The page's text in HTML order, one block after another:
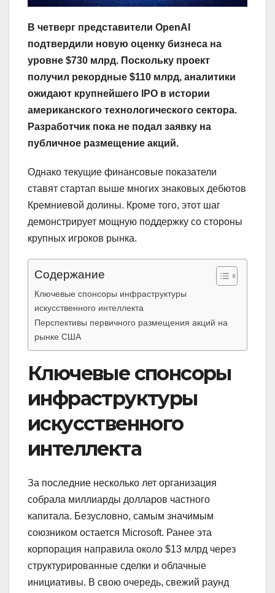
В четверг представители OpenAI
подтвердили новую оценку бизнеса на
уровне $730 млрд. Поскольку проект
получил рекордные $110 млрд, аналитики
ожидают крупнейшего IPO в истории
американского технологического сектора.
Разработчик пока не подал заявку на
публичное размещение акций.
Однако текущие финансовые показатели
ставят стартап выше многих знаковых дебютов
Кремниевой долины. Кроме того, этот шаг
демонстрирует мощную поддержку со стороны
крупных игроков рынка.
Содержание
Ключевые спонсоры инфраструктуры
искусственного интеллекта
Перспективы первичного размещения акций на
рынке США
Ключевые спонсоры
инфраструктуры
искусственного
интеллекта
За последние несколько лет организация
собрала миллиарды долларов частного
капитала. Безусловно, самым значимым
союзником остается Microsoft. Ранее эта
корпорация направила около $13 млрд через
структурированные сделки и облачные
инициативы. В свою очередь, свежий раунд